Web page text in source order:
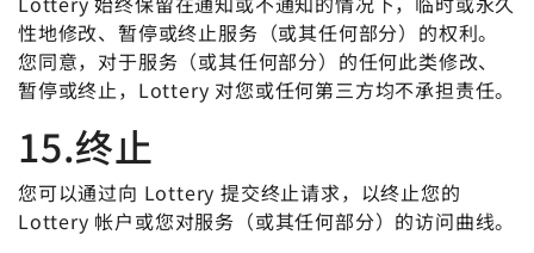
性地修改、暂停或终止服务（或其任何部分）的权利。
您同意，对于服务（或其任何部分）的任何此类修改、
暂停或终止，Lottery 对您或任何第三方均不承担责任。
15.终止
您可以通过向 Lottery 提交终止请求，以终止您的
Lottery 帐户或您对服务（或其任何部分）的访问曲线。